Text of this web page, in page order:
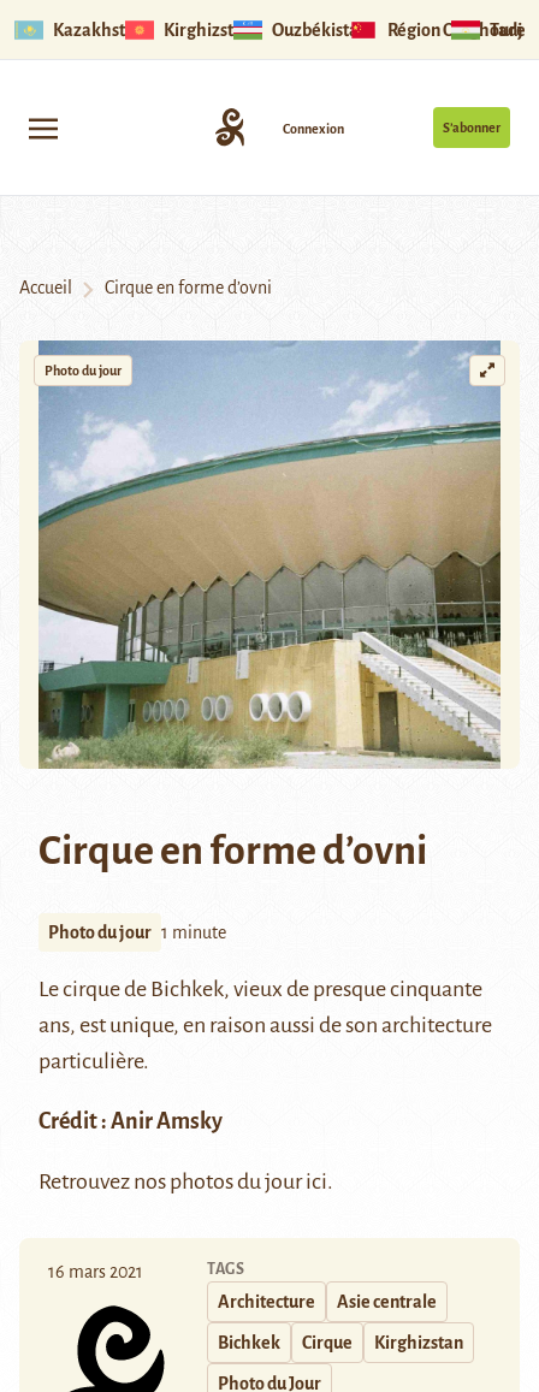
Kazakhstan Kirghizstan Ouzbékistan Région Ouïghoure
S’abonner
Connexion
Accueil Cirque en forme d’ovni
Photo du jour
Cirque en forme d’ovni
Photo du jour 1 minute
Le cirque de Bichkek, vieux de presque cinquante
ans, est unique, en raison aussi de son architecture
particulière.
Crédit : Anir Amsky
Retrouvez nos photos du jourici.
16 mars 2021 TAGS
Architecture Asie centrale
Bichkek Cirque Kirghizstan
Photo du Jour